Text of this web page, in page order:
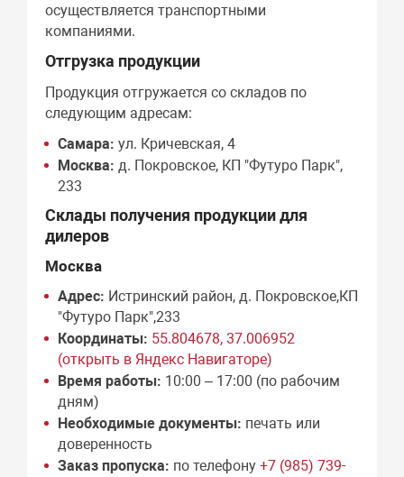
осуществляется транспортными
компаниями.
Отгрузка продукции
Продукция отгружается со складов по
следующим адресам:
Самара: ул. Кричевская, 4
Москва: д. Покровское, КП "Футуро Парк",
233
Склады получения продукции для
дилеров
Москва
Адрес: Истринский район, д. Покровское,КП
"Футуро Парк",233
Координаты: 55.804678, 37.006952
(открыть в Яндекс Навигаторе)
Время работы: 10:00 – 17:00 (по рабочим
дням)
Необходимые документы: печать или
доверенность
Заказ пропуска: по телефону+7 (985) 739-